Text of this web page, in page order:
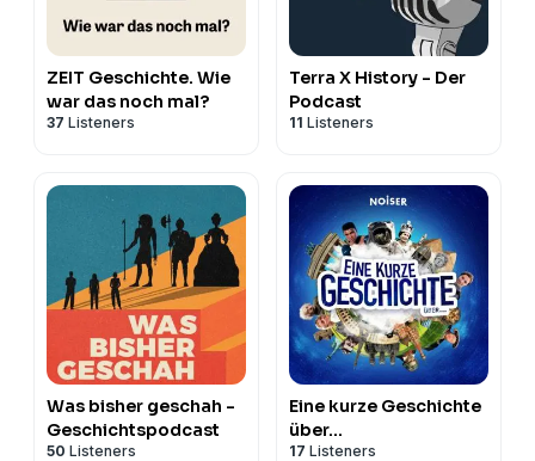
ZEIT Geschichte. Wie
war das noch mal?
37 Listeners
Terra X History - Der
Podcast
11 Listeners
Was bisher geschah -
Geschichtspodcast
50 Listeners
Eine kurze Geschichte
über...
17 Listeners